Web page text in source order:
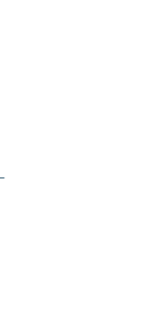
erbjuds 12